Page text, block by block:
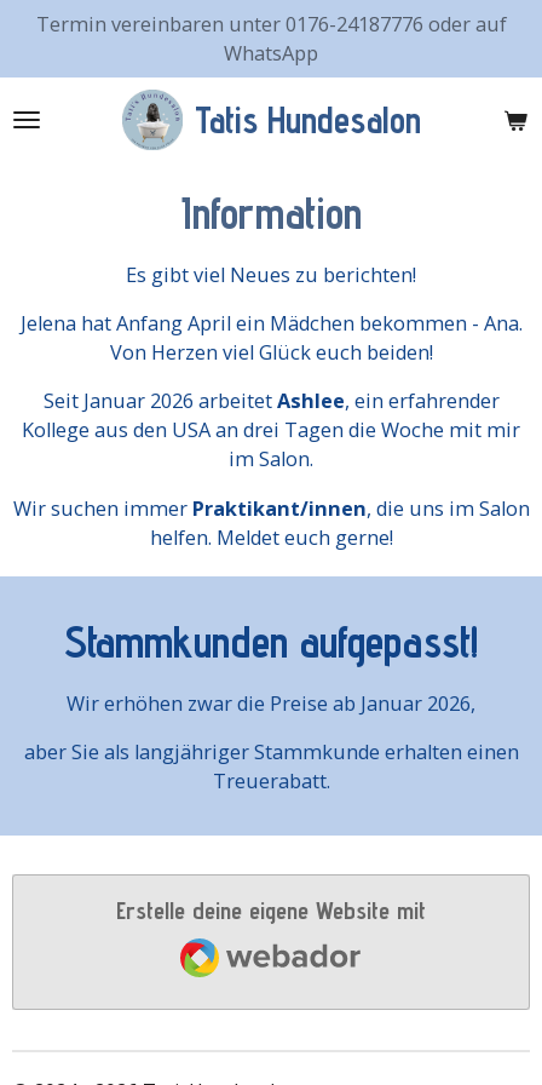
Zum
springen
Tatis Hundesalon
Termin vereinbaren unter 0176-24187776 oder auf
WhatsApp
Information
Es gibt viel Neues zu berichten!
Jelena hat Anfang April ein Mädchen bekommen - Ana.
Von Herzen viel Glück euch beiden!
Seit Januar 2026 arbeitetAshlee, ein erfahrender
Kollege aus den USA an drei Tagen die Woche mit mir
im Salon.
Wir suchen immer Praktikant/innen, die uns im Salon
helfen. Meldet euch gerne!
Stammkunden aufgepasst!
Wir erhöhen zwar die Preise ab Januar 2026,
aber Sie als langjähriger Stammkunde erhalten einen
Treuerabatt.
Erstelle deine eigene Website mit
Webador